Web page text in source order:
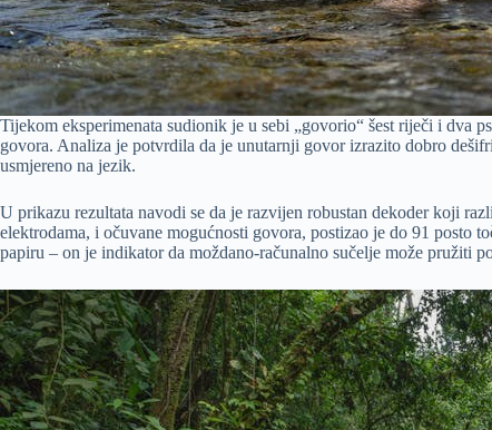
Tijekom eksperimenata sudionik je u sebi „govorio“ šest riječi i dva
govora. Analiza je potvrdila da je unutarnji govor izrazito dobro
usmjereno na jezik.
U prikazu rezultata navodi se da je razvijen robustan dekoder koji
elektrodama, i očuvane mogućnosti govora, postizao je do 91
papiru – on je indikator da moždano-računalno sučelje može pružiti